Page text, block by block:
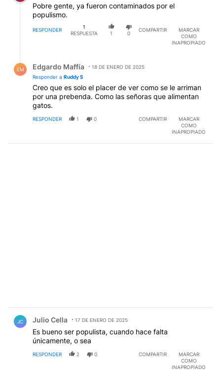
Pobre gente, ya fueron contaminados por el
populismo.
RESPONDER
1
RESPUESTA
1 0
COMPARTIR
MARCAR
COMO
INAPROPIADO
EM Edgardo Maffía
18 DE ENERO DE 2025
Responder a Ruddy S
Creo que es solo el placer de ver como se le arriman
por una prebenda. Como las señoras que alimentan
gatos.
RESPONDER 1 0 COMPARTIR
MARCAR
COMO
INAPROPIADO
JC Julio Cella 17 DE ENERO DE 2025
Es bueno ser populista, cuando hace falta
únicamente, o sea
RESPONDER 2 0 COMPARTIR
MARCAR
COMO
INAPROPIADO